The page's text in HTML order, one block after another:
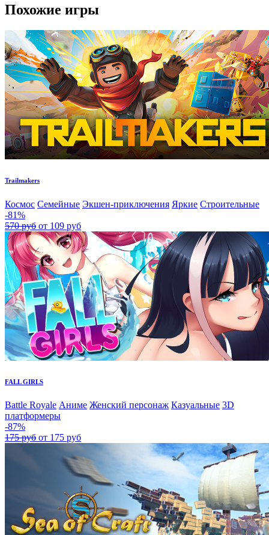
Похожие игры
Trailmakers
Космос Семейные Экшен-приключения Яркие Строительные
-81%
570 руб от 109 руб
FALL GIRLS
Battle Royale Аниме Женский персонаж Казуальные 3D
платформеры
-87%
175 руб от 175 руб